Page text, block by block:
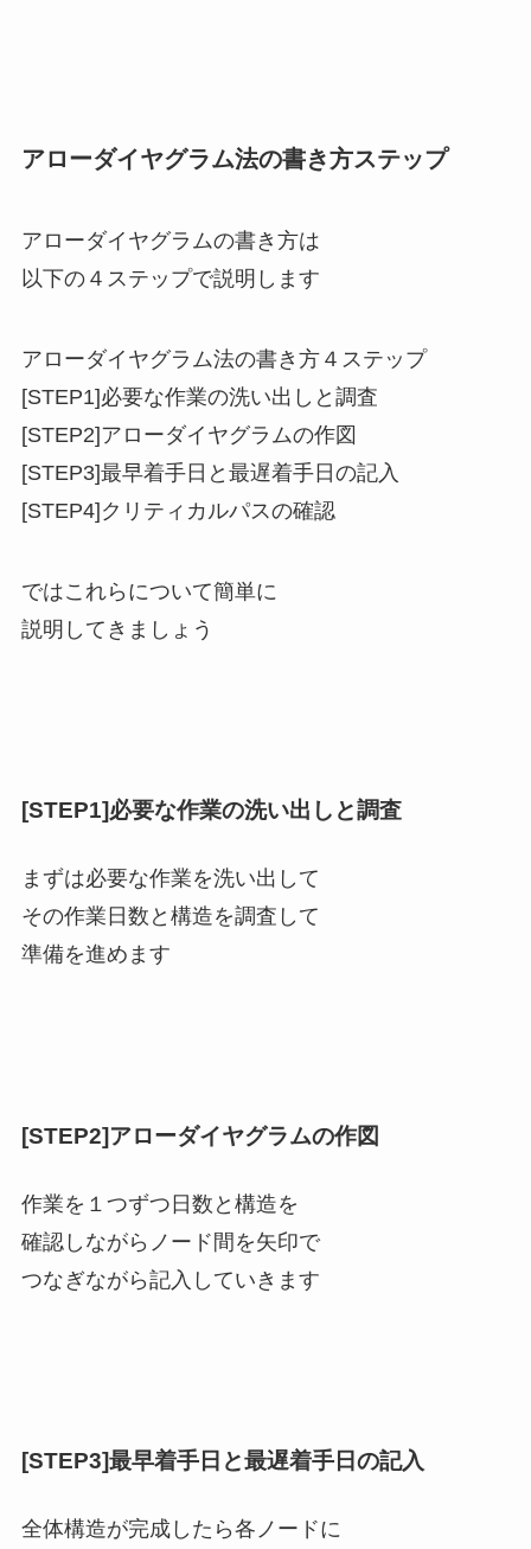
アローダイヤグラム法の書き方ステップ
アローダイヤグラムの書き方は
以下の４ステップで説明します
アローダイヤグラム法の書き方４ステップ
[STEP1]必要な作業の洗い出しと調査
[STEP2]アローダイヤグラムの作図
[STEP3]最早着手日と最遅着手日の記入
[STEP4]クリティカルパスの確認
ではこれらについて簡単に
説明してきましょう
[STEP1]必要な作業の洗い出しと調査
まずは必要な作業を洗い出して
その作業日数と構造を調査して
準備を進めます
[STEP2]アローダイヤグラムの作図
作業を１つずつ日数と構造を
確認しながらノード間を矢印で
つなぎながら記入していきます
[STEP3]最早着手日と最遅着手日の記入
全体構造が完成したら各ノードに